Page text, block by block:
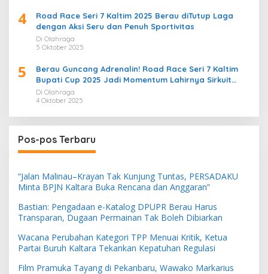
4
Road Race Seri 7 Kaltim 2025 Berau diTutup Laga
dengan Aksi Seru dan Penuh Sportivitas
Di Olahraga
5 Oktober 2025
5
Berau Guncang Adrenalin! Road Race Seri 7 Kaltim
Bupati Cup 2025 Jadi Momentum Lahirnya Sirkuit
Permanen 2026
Di Olahraga
4 Oktober 2025
Pos-pos Terbaru
“Jalan Malinau–Krayan Tak Kunjung Tuntas, PERSADAKU
Minta BPJN Kaltara Buka Rencana dan Anggaran”
Bastian: Pengadaan e-Katalog DPUPR Berau Harus
Transparan, Dugaan Permainan Tak Boleh Dibiarkan
Wacana Perubahan Kategori TPP Menuai Kritik, Ketua
Partai Buruh Kaltara Tekankan Kepatuhan Regulasi
Film Pramuka Tayang di Pekanbaru, Wawako Markarius